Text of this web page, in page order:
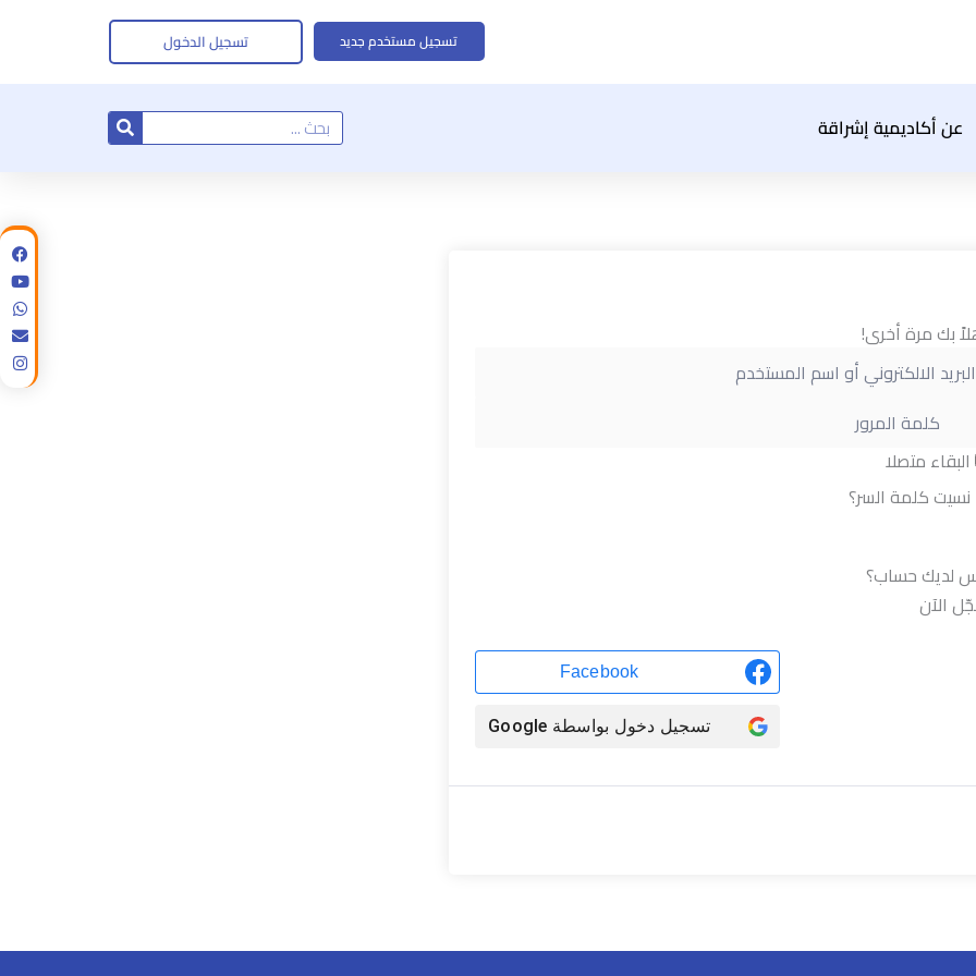
تسجيل مستخدم جديد تسجيل الدخول
عن أكاديمية إشراقة Search
بك مرة أخرى!
البقاء متصلا
نسيت كلمة السر؟
لديك حساب؟
الآن
Facebook
تسجيل دخول بواسطة Google